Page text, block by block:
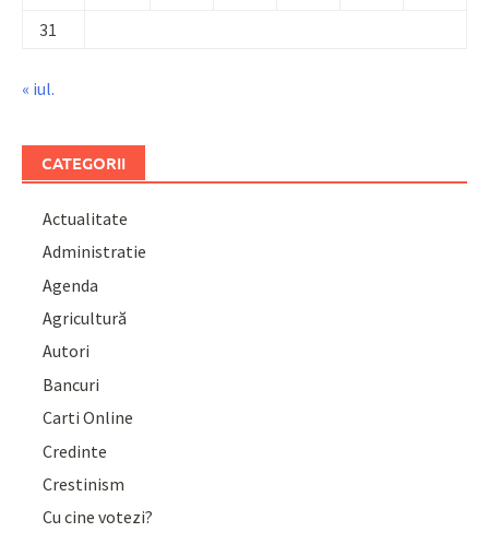
31
« iul.
CATEGORII
Actualitate
Administratie
Agenda
Agricultură
Autori
Bancuri
Carti Online
Credinte
Crestinism
Cu cine votezi?